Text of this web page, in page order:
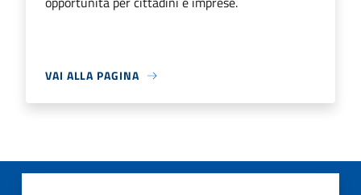
VAI ALLA PAGINA